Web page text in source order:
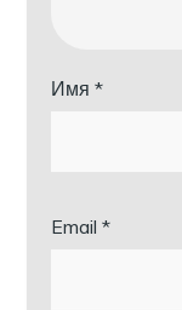
Имя*
Email*